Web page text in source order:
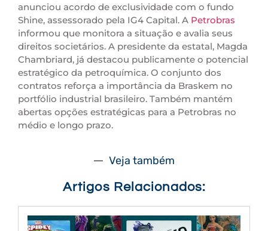
anunciou acordo de exclusividade com o fundo
Shine, assessorado pela IG4 Capital. A Petrobras
informou que monitora a situação e avalia seus
direitos societários. A presidente da estatal, Magda
Chambriard, já destacou publicamente o potencial
estratégico da petroquímica. O conjunto dos
contratos reforça a importância da Braskem no
portfólio industrial brasileiro. Também mantém
abertas opções estratégicas para a Petrobras no
médio e longo prazo.
Veja também
Artigos Relacionados: